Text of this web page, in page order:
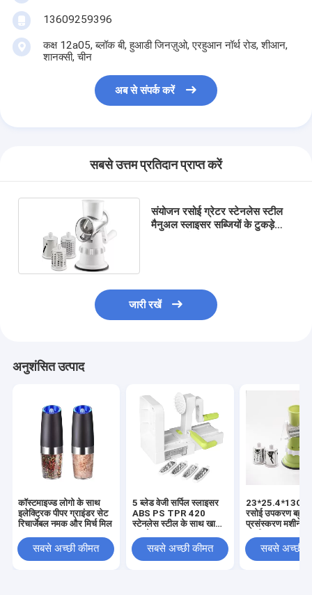
13609259396
कक्ष 12a05, ब्लॉक बी, हुआडी जिनज़ुओ, एरहुआन नॉर्थ रोड, शीआन,
शानक्सी, चीन
अब से संपर्क करें
सबसे उत्तम प्रतिदान प्राप्त करें
संयोजन रसोई ग्रेटर स्टेनलेस स्टील
मैनुअल स्लाइसर सब्जियों के टुकड़े
जारी रखें
अनुशंसित उत्पाद
कॉस्टमाइज्ड लोगो के साथ
इलेक्ट्रिक पीपर ग्राइंडर सेट
रिचार्जेबल नमक और मिर्च मिल
सबसे अच्छी कीमत
5 ब्लेड वेजी सर्पिल स्लाइसर
ABS PS TPR 420
स्टेनलेस स्टील के साथ खाना
सबसे अच्छी कीमत
23*25.4*13CM
रसोई उपकरण
प्रसंस्करण मशीन
मांस कटर घरेलू
सबसे अच्छी